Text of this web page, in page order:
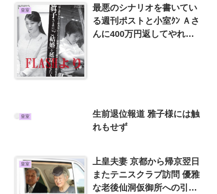
皇室
最悪のシナリオを書いてい
る週刊ポストと小室ｸﾝ Ａさ
んに400万円返してやれよ
皇室
生前退位報道 雅子様には触
れもせず
皇室
上皇夫妻 京都から帰京翌日
またテニスクラブ訪問 優雅
な老後仙洞仮御所への引っ